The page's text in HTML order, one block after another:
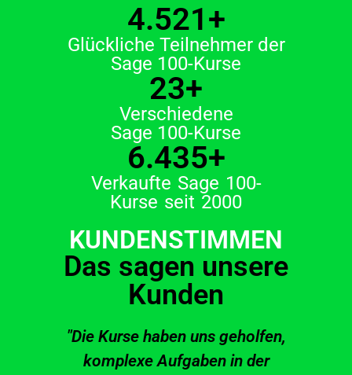
Glückliche Teilnehmer der
Sage 100-Kurse
4.521+
Verschiedene
Sage 100-Kurse
23+
Verkaufte Sage 100-
Kurse seit 2000
6.435+
KUNDENSTIMMEN
Das sagen unsere
Kunden
"Die Kurse haben uns geholfen,
komplexe Aufgaben in der